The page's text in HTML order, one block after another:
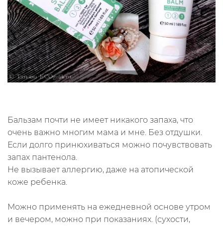
Бальзам почти не имеет никакого запаха, что
очень важно многим мама и мне. Без отдушки.
Если долго принюхиваться можно почувствовать
запах пантенола.
Не вызывает аллергию, даже на атопической
коже ребенка.
Можно применять на ежедневной основе утром
и вечером, можно при показаниях. (сухости,